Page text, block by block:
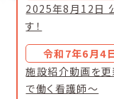
2025年8月12日
す！
令和7年6月4
施設紹介動画を
で働く看護師～